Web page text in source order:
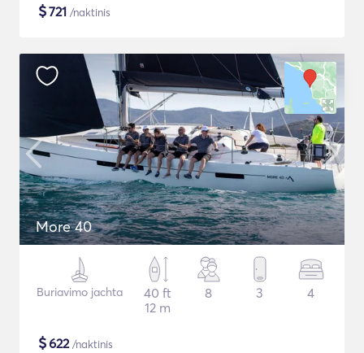
$721 /naktinis
More 40
Buriavimo jachta
40 ft
12 m
8 3 4
$622/naktinis